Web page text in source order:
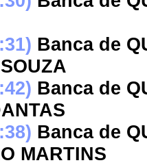
Banca de
Banca de
Banca de
MARTINS